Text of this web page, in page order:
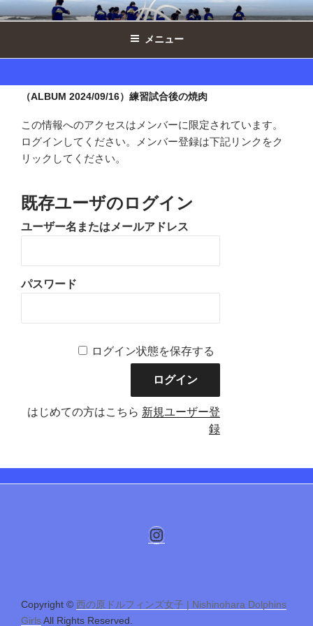
コ
ン
ン
西の原ドルフィンズ女子 ｜ 千葉県印
西市ミニバスケットボール
メニュー
（ALBUM 2024/09/16）練習試合後の焼肉
この情報へのアクセスはメンバーに限定されています。
ログインしてください。メンバー登録は下記リンクをク
リックしてください。
既存ユーザのログイン
ユーザー名またはメールアドレス
パスワード
ログイン状態を保存する
はじめての方はこちら 新規ユーザー登
録
Instagram
Copyright © 西の原ドルフィンズ女子 | Nishinohara Dolphins
GirlsAll Rights Reserved.